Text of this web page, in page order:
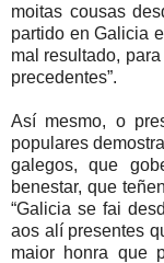
moitas cousas
partido en Galicia
mal resultado,
precedentes”.
Así mesmo, o
populares
galegos, que
benestar, que
“Galicia se fai
aos alí presentes
maior honra que